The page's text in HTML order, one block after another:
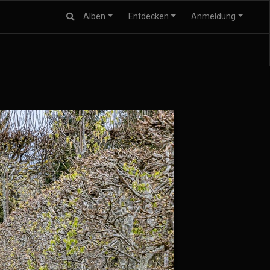
Alben Entdecken Anmeldung